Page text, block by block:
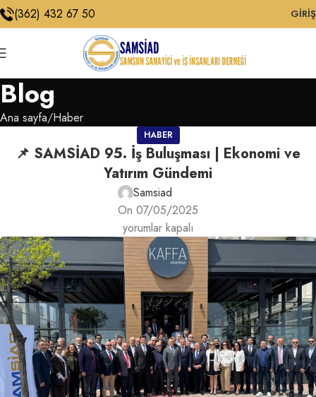
(362) 432 67 50 GIRIŞ
Blog
Ana sayfa Haber
HABER
📌 SAMSİAD 95. İş Buluşması | Ekonomi ve
Yatırım Gündemi
Samsiad
On 07/05/2025
yorumlar kapalı